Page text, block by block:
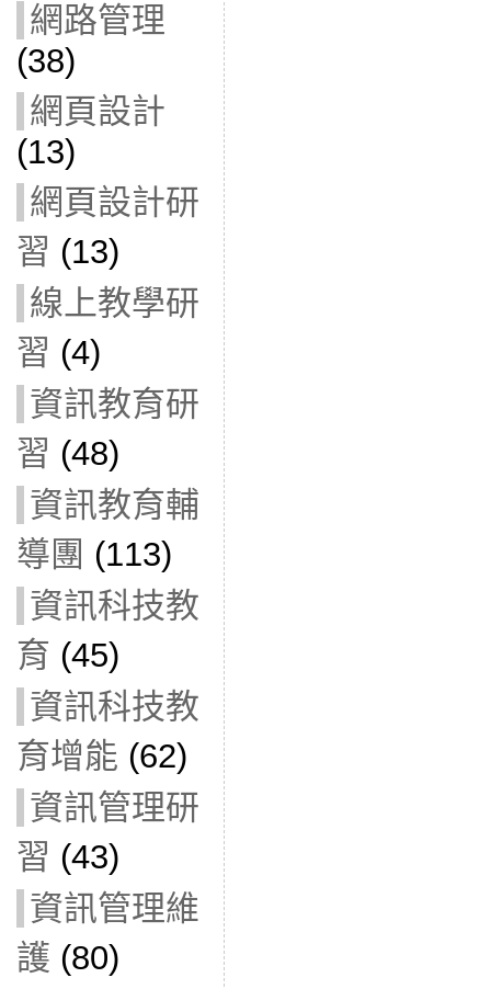
網路管理
(38)
網頁設計
(13)
網頁設計研
習 (13)
線上教學研
習 (4)
資訊教育研
習 (48)
資訊教育輔
導團 (113)
資訊科技教
育 (45)
資訊科技教
育增能 (62)
資訊管理研
習 (43)
資訊管理維
護 (80)